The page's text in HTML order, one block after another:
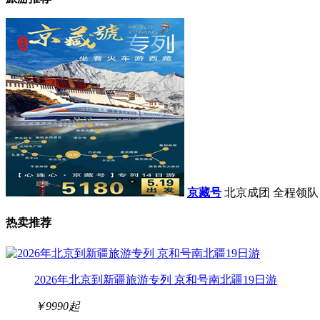
京藏号 北京成团 全程领
热卖推荐
2026年北京到新疆旅游专列 京和号南北疆19日游
￥9990起